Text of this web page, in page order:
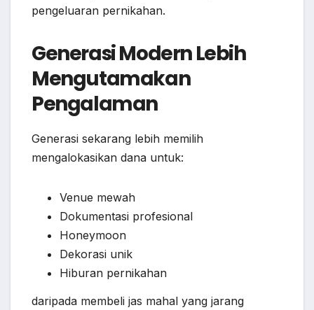
pengeluaran pernikahan.
Generasi Modern Lebih
Mengutamakan
Pengalaman
Generasi sekarang lebih memilih
mengalokasikan dana untuk:
Venue mewah
Dokumentasi profesional
Honeymoon
Dekorasi unik
Hiburan pernikahan
daripada membeli jas mahal yang jarang